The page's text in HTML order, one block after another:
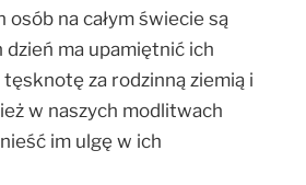
osób na całym świecie są
ma upamiętnić ich
tęsknotę za rodzinną ziemią i
w naszych modlitwach
im ulgę w ich